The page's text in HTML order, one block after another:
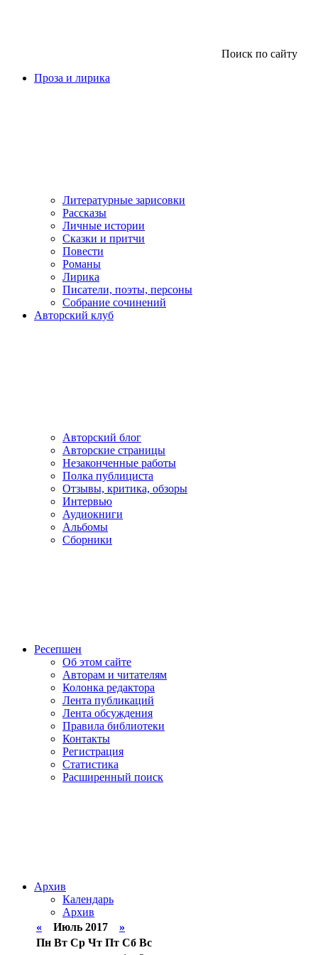
Поиск по сайту
Проза и лирика
Литературные зарисовки
Рассказы
Личные истории
Сказки и притчи
Повести
Романы
Лирика
Писатели, поэты, персоны
Собрание сочинений
Авторский клуб
Авторский блог
Авторские страницы
Незаконченные работы
Полка публициста
Отзывы, критика, обзоры
Интервью
Аудиокниги
Альбомы
Сборники
Ресепшен
Об этом сайте
Авторам и читателям
Колонка редактора
Лента публикаций
Лента обсуждения
Правила библиотеки
Контакты
Регистрация
Статистика
Расширенный поиск
Архив
Календарь
Архив
« Июль 2017 »
Пн Вт Ср Чт Пт Сб Вс